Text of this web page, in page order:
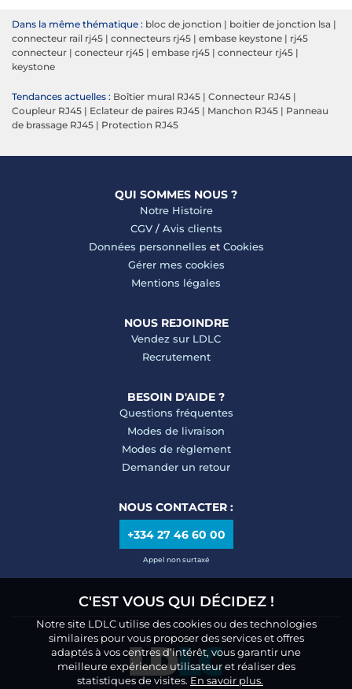
Dans la même thématique : bloc de jonction | boitier de jonction lsa |
connecteur rail rj45 | connecteurs rj45 | embase keystone | rj45
connecteur | conecteur rj45 | embase rj45 | connecteur rj45 |
keystone
Tendances actuelles : Boîtier mural RJ45 | Connecteur RJ45 |
Coupleur RJ45 | Eclateur de paires RJ45 | Manchon RJ45 | Panneau
de brassage RJ45 | Protection RJ45
QUI SOMMES NOUS ?
Notre Histoire
CGV/ Avis clients
Données personnelles et Cookies
Gérer mes cookies
Mentions légales
NOUS REJOINDRE
Vendez sur LDLC
Recrutement
BESOIN D'AIDE ?
Questions fréquentes
Modes de livraison
Modes de règlement
Demander un retour
NOUS CONTACTER :
+334 27 46 60 00
Appel non surtaxé
C'EST VOUS QUI DÉCIDEZ !
Notre site LDLC utilise des cookies ou des technologies
similaires pour vous proposer des services et offres
adaptés à vos centres d’intérêt, vous garantir une
meilleure expérience utilisateur et réaliser des
statistiques de visites. En savoir plus.